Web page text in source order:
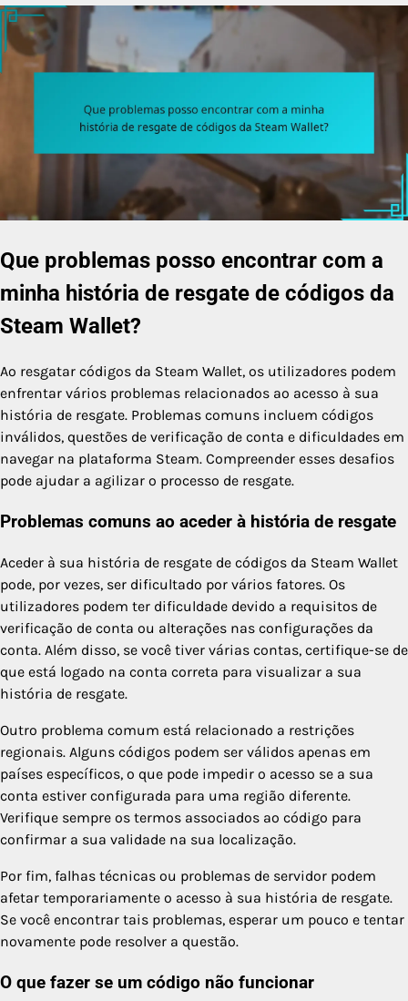
Que problemas posso encontrar com a
minha história de resgate de códigos da
Steam Wallet?
Ao resgatar códigos da Steam Wallet, os utilizadores podem
enfrentar vários problemas relacionados ao acesso à sua
história de resgate. Problemas comuns incluem códigos
inválidos, questões de verificação de conta e dificuldades em
navegar na plataforma Steam. Compreender esses desafios
pode ajudar a agilizar o processo de resgate.
Problemas comuns ao aceder à história de resgate
Aceder à sua história de resgate de códigos da Steam Wallet
pode, por vezes, ser dificultado por vários fatores. Os
utilizadores podem ter dificuldade devido a requisitos de
verificação de conta ou alterações nas configurações da
conta. Além disso, se você tiver várias contas, certifique-se de
que está logado na conta correta para visualizar a sua
história de resgate.
Outro problema comum está relacionado a restrições
regionais. Alguns códigos podem ser válidos apenas em
países específicos, o que pode impedir o acesso se a sua
conta estiver configurada para uma região diferente.
Verifique sempre os termos associados ao código para
confirmar a sua validade na sua localização.
Por fim, falhas técnicas ou problemas de servidor podem
afetar temporariamente o acesso à sua história de resgate.
Se você encontrar tais problemas, esperar um pouco e tentar
novamente pode resolver a questão.
O que fazer se um código não funcionar